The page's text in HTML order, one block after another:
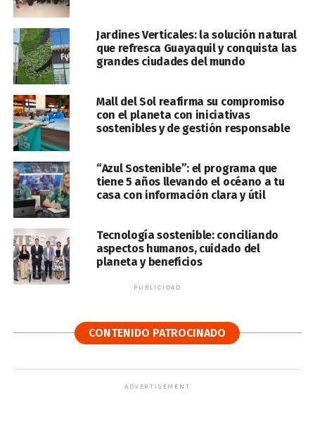
Jardines Verticales: la solución natural
que refresca Guayaquil y conquista las
grandes ciudades del mundo
Mall del Sol reafirma su compromiso
con el planeta con iniciativas
sostenibles y de gestión responsable
“Azul Sostenible”: el programa que
tiene 5 años llevando el océano a tu
casa con información clara y útil
Tecnología sostenible: conciliando
aspectos humanos, cuidado del
planeta y beneficios
PUBLICIDAD
CONTENIDO PATROCINADO
ADVERTISEMENT